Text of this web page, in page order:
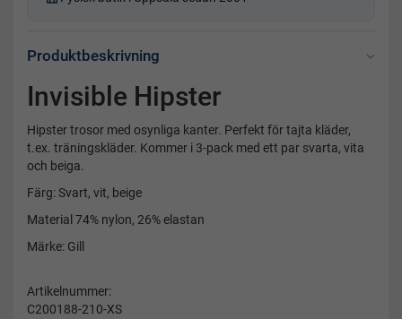
Produktbeskrivning
Invisible Hipster
Hipster trosor med osynliga kanter. Perfekt för tajta kläder,
t.ex. träningskläder. Kommer i 3-pack med ett par svarta, vita
och beiga.
Färg: Svart, vit, beige
Material 74% nylon, 26% elastan
Märke: Gill
Artikelnummer:
C200188-210-XS